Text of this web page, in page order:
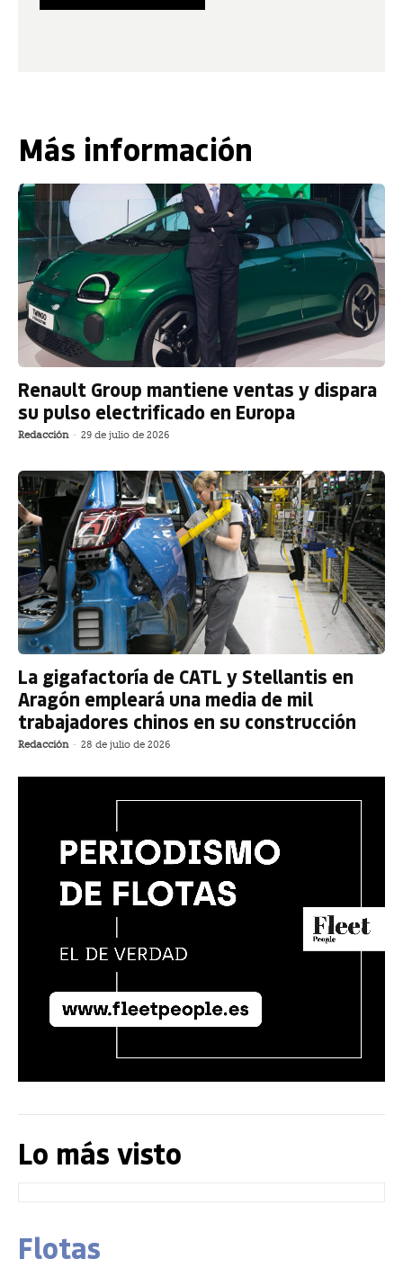
Más información
Renault Group mantiene ventas y dispara
su pulso electrificado en Europa
Redacción - 29 de julio de 2026
La gigafactoría de CATL y Stellantis en
Aragón empleará una media de mil
trabajadores chinos en su construcción
Redacción - 28 de julio de 2026
Lo más visto
Flotas